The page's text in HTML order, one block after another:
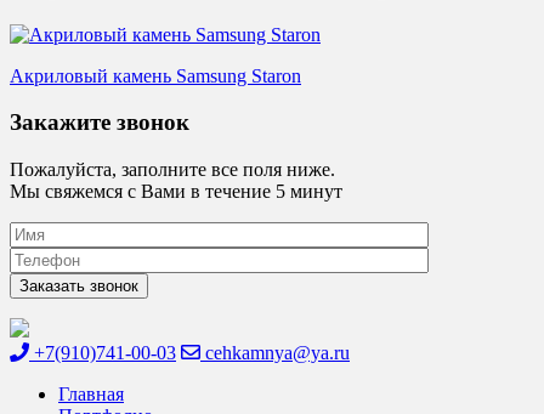
Навигация
по
Акриловый камень Samsung Staron
Закажите звонок
Пожалуйста, заполните все поля ниже.
Мы свяжемся с Вами в течение 5 минут
+7(910)741-00-03
cehkamnya@ya.ru
Главная